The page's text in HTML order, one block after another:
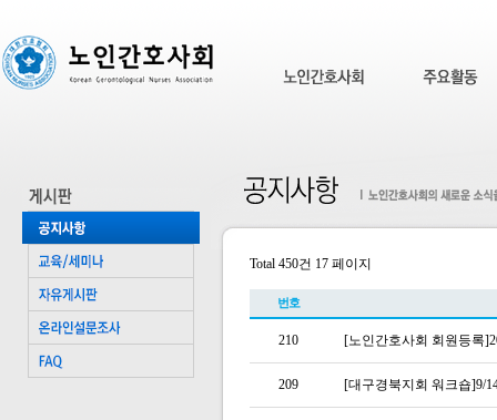
Total 450건 17 페이지
번호
210 [노인간호사회 회원등록
209 [대구경북지회 워크숍]9/